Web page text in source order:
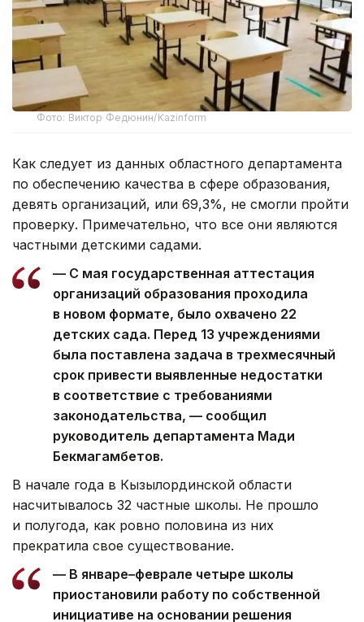
Фото: Виктор Федюнин/Kazinform
Как следует из данных областного департамента
по обеспечению качества в сфере образования,
девять организаций, или 69,3%, не смогли пройти
проверку. Примечательно, что все они являются
частными детскими садами.
— С мая государственная аттестация
организаций образования проходила
в новом формате, было охвачено 22
детских сада. Перед 13 учреждениями
была поставлена задача в трехмесячный
срок привести выявленные недостатки
в соответствие с требованиями
законодательства, — сообщил
руководитель департамента Мади
Бекмагамбетов.
В начале года в Кызылординской области
насчитывалось 32 частные школы. Не прошло
и полугода, как ровно половина из них
прекратила свое существование.
— В январе–феврале четыре школы
приостановили работу по собственной
инициативе на основании решения